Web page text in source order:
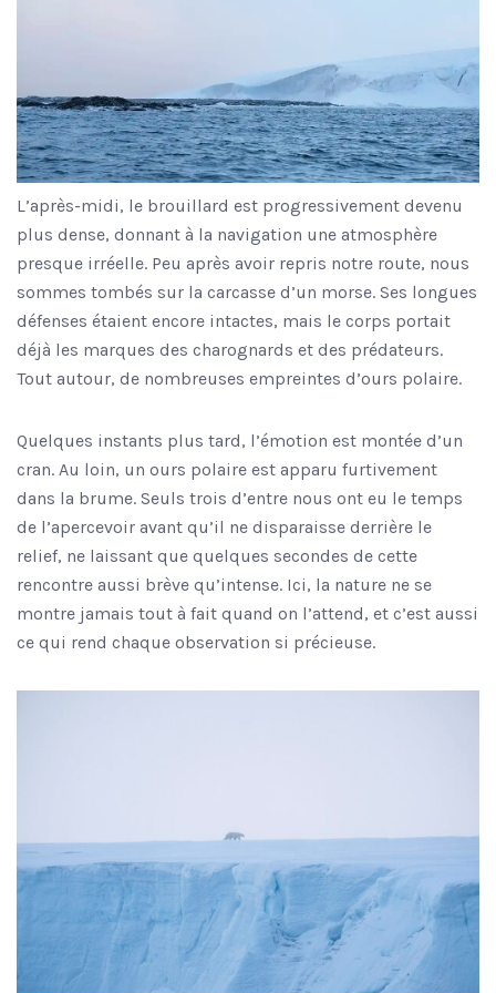
L’après-midi, le brouillard est progressivement devenu
plus dense, donnant à la navigation une atmosphère
presque irréelle. Peu après avoir repris notre route, nous
sommes tombés sur la carcasse d’un morse. Ses longues
défenses étaient encore intactes, mais le corps portait
déjà les marques des charognards et des prédateurs.
Tout autour, de nombreuses empreintes d’ours polaire.
Quelques instants plus tard, l’émotion est montée d’un
cran. Au loin, un ours polaire est apparu furtivement
dans la brume. Seuls trois d’entre nous ont eu le temps
de l’apercevoir avant qu’il ne disparaisse derrière le
relief, ne laissant que quelques secondes de cette
rencontre aussi brève qu’intense. Ici, la nature ne se
montre jamais tout à fait quand on l’attend, et c’est aussi
ce qui rend chaque observation si précieuse.